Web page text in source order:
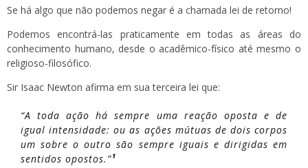
Se há algo que não podemos negar é a chamada lei de retorno!
Podemos encontrá-las praticamente em todas as áreas do
conhecimento humano, desde o acadêmico-físico até mesmo o
religioso-filosófico.
Sir Isaac Newton afirma em sua terceira lei que:
“A toda ação há sempre uma reação oposta e de
igual intensidade: ou as ações mútuas de dois corpos
um sobre o outro são sempre iguais e dirigidas em
sentidos opostos.”¹